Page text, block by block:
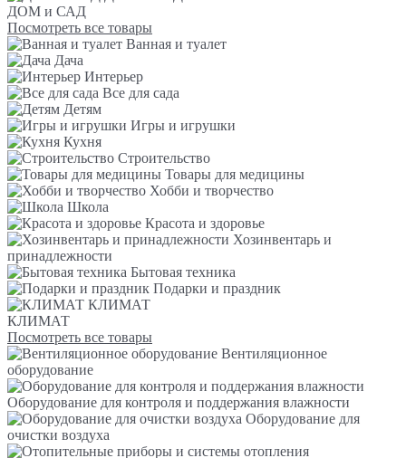
ДОМ и САД
Посмотреть все товары
Ванная и туалет
Дача
Интерьер
Все для сада
Детям
Игры и игрушки
Кухня
Строительство
Товары для медицины
Хобби и творчество
Школа
Красота и здоровье
Хозинвентарь и
принадлежности
Бытовая техника
Подарки и праздник
КЛИМАТ
КЛИМАТ
Посмотреть все товары
Вентиляционное
оборудование
Оборудование для контроля и поддержания влажности
Оборудование для
очистки воздуха